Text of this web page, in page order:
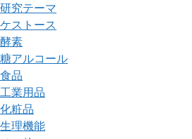
研究テーマ
ケストース
酵素
糖アルコール
食品
工業用品
化粧品
生理機能